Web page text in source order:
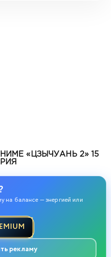
«ЦЗЫЧУАНЬ 2» 15
на балансе — энергией или
рекламу